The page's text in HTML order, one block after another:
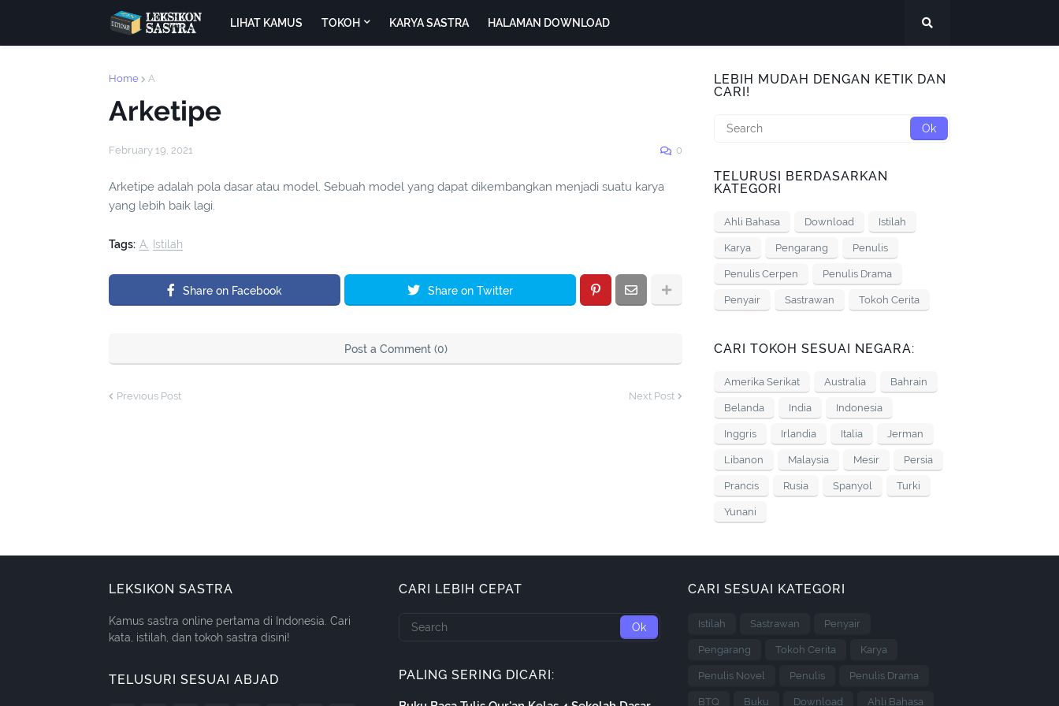
LIHAT KAMUS TOKOH KARYA SASTRA HALAMAN DOWNLOAD
Home A
Arketipe
February 19, 2021 0
Arketipe adalah pola dasar atau model. Sebuah model yang dapat dikembangkan menjadi suatu karya
yang lebih baik lagi.
Tags: A Istilah
Share on Facebook Share on Twitter
Post a Comment (0)
Previous Post Next Post
LEBIH MUDAH DENGAN KETIK DAN
CARI!
TELURUSI BERDASARKAN
KATEGORI
Ahli Bahasa Download Istilah
Karya Pengarang Penulis
Penulis Cerpen Penulis Drama
Penyair Sastrawan Tokoh Cerita
CARI TOKOH SESUAI NEGARA:
Amerika Serikat Australia Bahrain
Belanda India Indonesia
Inggris Irlandia Italia Jerman
Libanon Malaysia Mesir Persia
Prancis Rusia Spanyol Turki
Yunani
LEKSIKON SASTRA
Kamus sastra online pertama di Indonesia. Cari
kata, istilah, dan tokoh sastra disini!
TELUSURI SESUAI ABJAD
CARI LEBIH CEPAT
PALING SERING DICARI:
CARI SESUAI KATEGORI
Istilah Sastrawan Penyair
Pengarang Tokoh Cerita Karya
Penulis Novel Penulis Penulis Drama
BTQ Buku Download Ahli Bahasa